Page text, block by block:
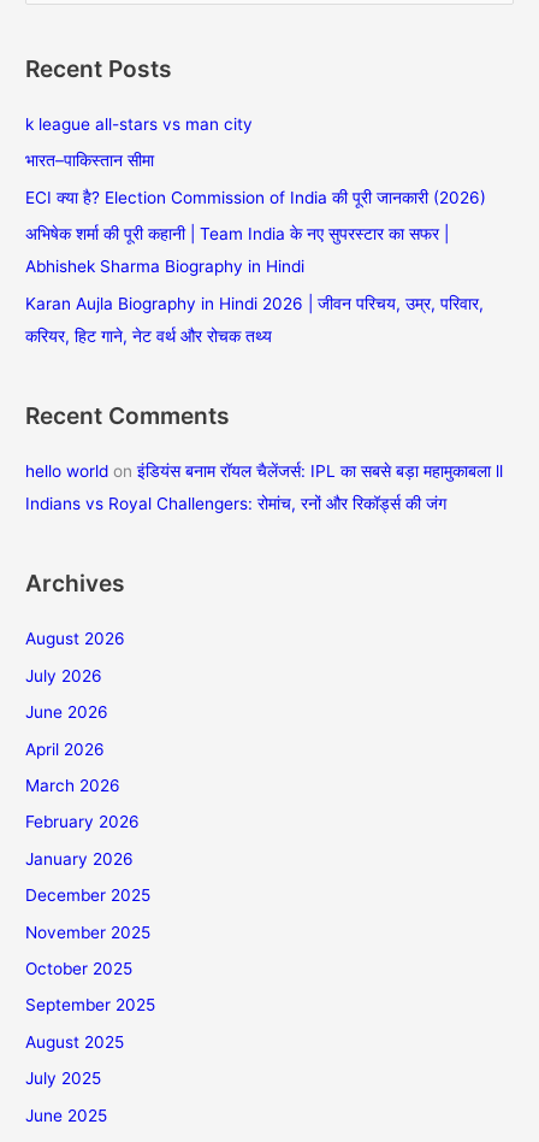
r
o
r
:
Recent Posts
k league all-stars vs man city
भारत–पाकिस्तान सीमा
ECI क्या है? Election Commission of India की पूरी जानकारी (2026)
अभिषेक शर्मा की पूरी कहानी | Team India के नए सुपरस्टार का सफर |
Abhishek Sharma Biography in Hindi
Karan Aujla Biography in Hindi 2026 | जीवन परिचय, उम्र, परिवार,
करियर, हिट गाने, नेट वर्थ और रोचक तथ्य
Recent Comments
hello world onइंडियंस बनाम रॉयल चैलेंजर्स: IPL का सबसे बड़ा महामुकाबला ll
Indians vs Royal Challengers: रोमांच, रनों और रिकॉर्ड्स की जंग
Archives
August 2026
July 2026
June 2026
April 2026
March 2026
February 2026
January 2026
December 2025
November 2025
October 2025
September 2025
August 2025
July 2025
June 2025